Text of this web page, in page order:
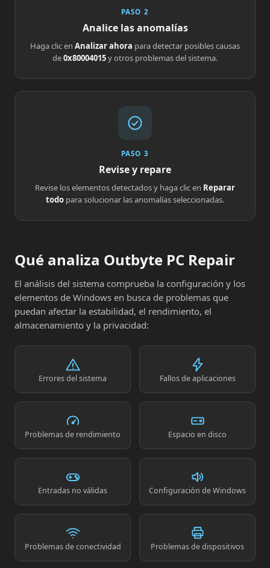
PASO 2
Analice las anomalías
Haga clic en Analizar ahora para detectar posibles causas
de0x80004015y otros problemas del sistema.
PASO 3
Revise y repare
Revise los elementos detectados y haga clic en Reparar
todo para solucionar las anomalías seleccionadas.
Qué analiza Outbyte PC Repair
El análisis del sistema comprueba la configuración y los
elementos de Windows en busca de problemas que
puedan afectar la estabilidad, el rendimiento, el
almacenamiento y la privacidad:
Errores del sistema Fallos de aplicaciones
Problemas de rendimiento Espacio en disco
Entradas no válidas Configuración de Windows
Problemas de conectividad Problemas de dispositivos